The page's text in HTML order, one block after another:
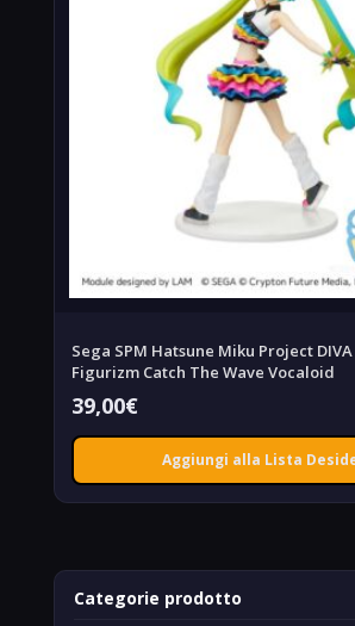
Sega SPM Hatsune Miku Project DIVA
Figurizm Catch The Wave Vocaloid
39,00€
Aggiungi alla Lista
Categorie prodotto